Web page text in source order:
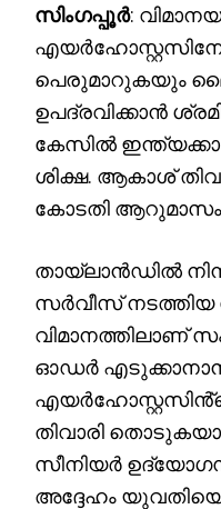
സിംഗപ്പൂർ:
പെരുമാറുകയും
ഉപദ്രവിക്കാൻ
കേസിൽ
ശിക്ഷ. ആകാശ്
കോടതി ആറുമാസം
തായ്‌ലാൻഡിൽ
സർവീസ്
വിമാനത്തിലാണ്
ഓഡര്‍
തിവാരി
സീനിയര്‍
അദ്ദേഹം